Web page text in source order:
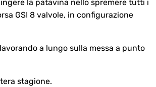
la patavina nello spremere tutti i
GSI 8 valvole, in configurazione
a lungo sulla messa a punto
stagione.